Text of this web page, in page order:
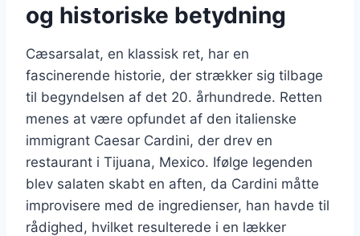
og historiske betydning
Cæsarsalat, en klassisk ret, har en
fascinerende historie, der strækker sig tilbage
til begyndelsen af det 20. århundrede. Retten
menes at være opfundet af den italienske
immigrant Caesar Cardini, der drev en
restaurant i Tijuana, Mexico. Ifølge legenden
blev salaten skabt en aften, da Cardini måtte
improvisere med de ingredienser, han havde til
rådighed, hvilket resulterede i en lækker